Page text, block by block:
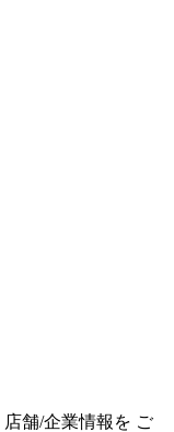
店舗/企業情報を ご